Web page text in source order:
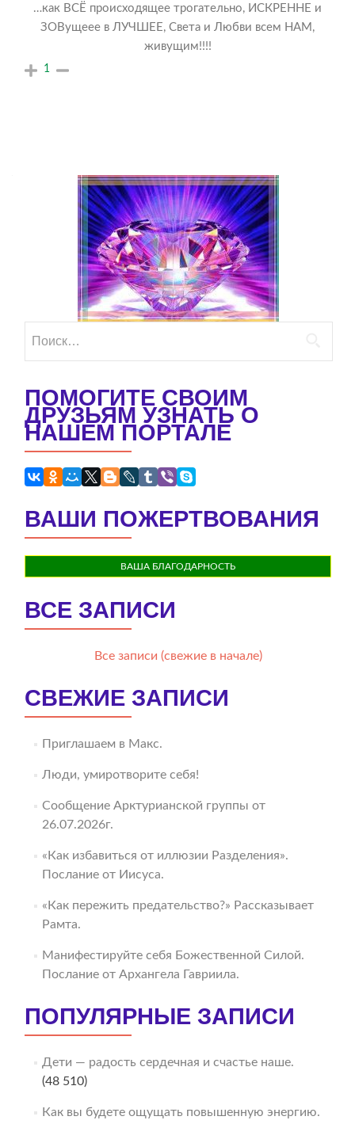
…как ВСЁ происходящее трогательно, ИСКРЕННЕ и
ЗОВущеее в ЛУЧШЕЕ, Света и Любви всем НАМ,
живущим!!!!
1
ПОМОГИТЕ СВОИМ
ДРУЗЬЯМ УЗНАТЬ О
НАШЕМ ПОРТАЛЕ
ВАШИ ПОЖЕРТВОВАНИЯ
ВАША БЛАГОДАРНОСТЬ
ВСЕ ЗАПИСИ
Все записи (свежие в начале)
СВЕЖИЕ ЗАПИСИ
Приглашаем в Макс.
Люди, умиротворите себя!
Сообщение Арктурианской группы от
26.07.2026г.
«Как избавиться от иллюзии Разделения».
Послание от Иисуса.
«Как пережить предательство?» Рассказывает
Рамта.
Манифестируйте себя Божественной Силой.
Послание от Архангела Гавриила.
ПОПУЛЯРНЫЕ ЗАПИСИ
Дети — радость сердечная и счастье наше.
(48 510)
Как вы будете ощущать повышенную энергию.